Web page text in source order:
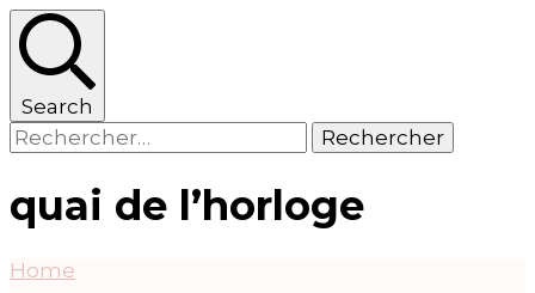
Search
Rechercher :
quai de l’horloge
Home